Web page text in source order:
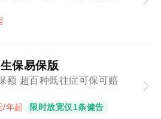
保易保版
额 超百种既往症可保可赔
/年起 限时放宽仅1条健告